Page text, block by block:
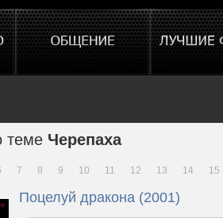
теме Черепаха
7 8 9 10 11 12 13 14 15
Поцелуй дракона (2001)